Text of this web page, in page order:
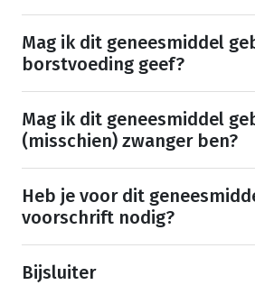
Mag ik dit geneesmiddel
borstvoeding geef?
Mag ik dit geneesmiddel
(misschien) zwanger ben?
Heb je voor dit
voorschrift nodig?
Bijsluiter